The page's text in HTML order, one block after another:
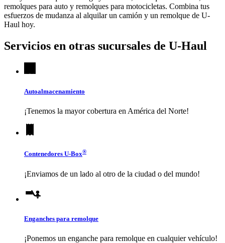
remolques para auto y remolques para motocicletas. Combina tus
esfuerzos de mudanza al alquilar un camión y un remolque de U-
Haul hoy.
Servicios en otras sucursales de U-Haul
Autoalmacenamiento
¡Tenemos la mayor cobertura en América del Norte!
Contenedores U-Box®
¡Enviamos de un lado al otro de la ciudad o del mundo!
Enganches para remolque
¡Ponemos un enganche para remolque en cualquier vehículo!